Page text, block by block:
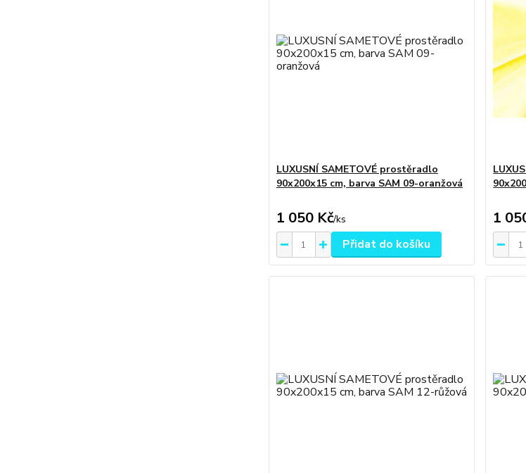
LUXUSNÍ SAMETOVÉ prostěradlo
90x200x15 cm, barva SAM 09-oranžová
1 050 Kč/ks
Přidat do košíku
1